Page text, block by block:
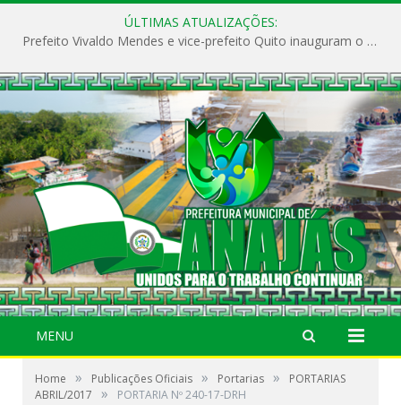
ÚLTIMAS ATUALIZAÇÕES:
Prefeito Vivaldo Mendes e vice-prefeito Quito inauguram o CAPS e fortalecem a saúde pública em Anajás.
MENU
Home » Publicações Oficiais » Portarias »
PORTARIAS
ABRIL/2017
» PORTARIA Nº 240-17-DRH